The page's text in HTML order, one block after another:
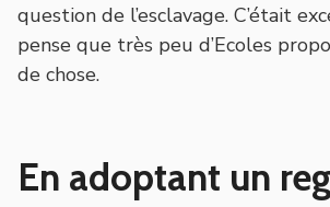
question de l’esclavage. C’était
pense que très peu d’Ecoles
de chose.
En adoptant un